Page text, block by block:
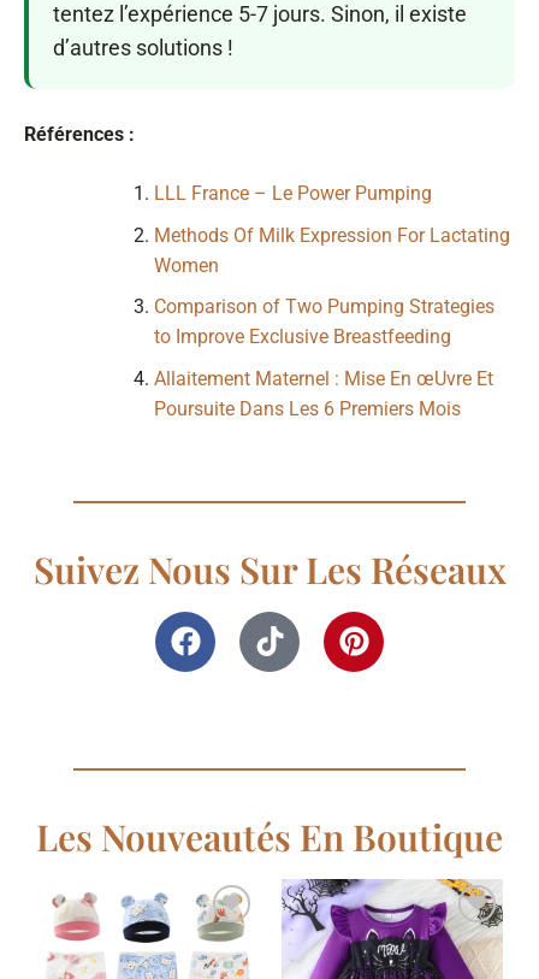
tentez l’expérience 5-7 jours. Sinon, il existe
d’autres solutions !
Références :
LLL France – Le Power Pumping
Methods Of Milk Expression For Lactating
Women
Comparison of Two Pumping Strategies
to Improve Exclusive Breastfeeding
Allaitement Maternel : Mise En œUvre Et
Poursuite Dans Les 6 Premiers Mois
Suivez Nous Sur Les Réseaux
Les Nouveautés En Boutique
Ajouter
à la
liste de
Ajouter
à la
liste de